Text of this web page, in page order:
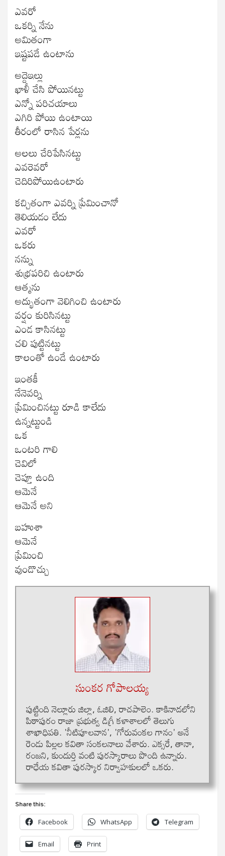
ఎవరో
ఒకర్ని నేను
అమితంగా
ఇష్టపడే ఉంటాను
అద్దెఇల్లు
ఖాళీ చేసి పోయినట్టు
ఎన్నో పరిచయాలు
ఎగిరి పోయి ఉంటాయి
తీరంలో రాసిన పేర్లను
అలలు చేరిపేసినట్టు
ఎవరెవరో
చెదిరిపోయిఉంటారు
కచ్చితంగా ఎవర్ని ప్రేమించానో
తెలియడం లేదు
ఎవరో
ఒకరు
నన్ను
శుభ్రపరిచి ఉంటారు
ఆత్మను
అద్భుతంగా వెలిగించి ఉంటారు
వర్షం కురిసినట్టు
ఎండ కాసినట్టు
చలి పుట్టినట్టు
కాలంతో ఉండే ఉంటారు
ఇంతకీ
నేనెవర్ని
ప్రేమించినట్టు రూడి కాలేదు
ఉన్నట్టుండి
ఒక
ఒంటరి గాలి
చెవిలో
చెప్తూ ఉంది
ఆమెనే
ఆమెనే అని
బహుశా
ఆమెనే
ప్రేమించి
వుండొచ్చు
సుంకర గోపాలయ్య
పుట్టింది నెల్లూరు జిల్లా, ఓజిలి, రాచపాలెం. కాకినాడలోని
పిఠాపురం రాజా ప్రభుత్వ డిగ్రీ కళాశాలలో తెలుగు
శాఖాధిపతి. 'నీటిపూలవాన', 'గోరువంకల గానం' అనే
రెండు పిల్లల కవితా సంకలనాలు వేశారు. ఎక్సరే, తానా,
రంజని, కుందుర్తి వంటి పురస్కారాలు పొంది ఉన్నారు.
రాధేయ కవితా పురస్కార నిర్వాహకులలో ఒకరు.
Share this:
Facebook WhatsApp Telegram
Email Print